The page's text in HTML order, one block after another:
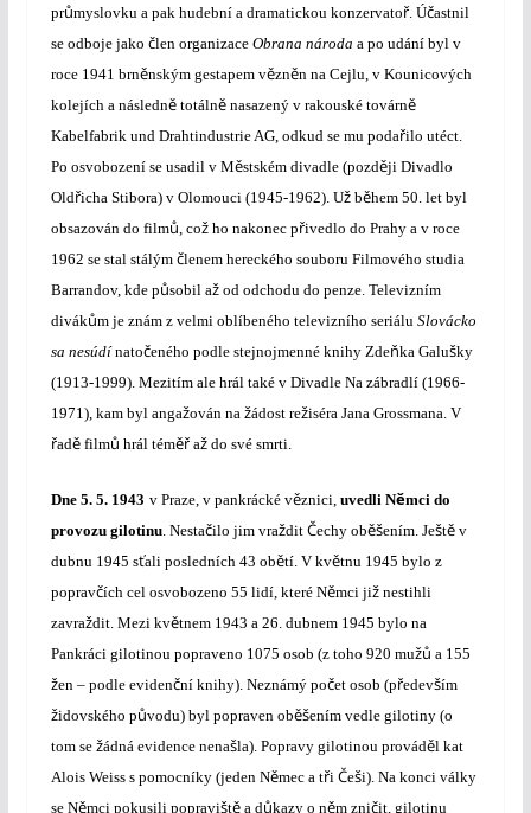
průmyslovku a pak hudební a dramatickou konzervatoř. Účastnil
se odboje jako člen organizace Obrana národa a po udání byl v
roce 1941 brněnským gestapem vězněn na Cejlu, v Kounicových
kolejích a následnětotálněnasazený v rakouské továrně
Kabelfabrik und Drahtindustrie AG, odkud se mu podařilo utéct.
Po osvobození se usadil v Městském divadle (později Divadlo
Oldřicha Stibora) v Olomouci (1945-1962). Užběhem 50. let byl
obsazován do filmů, cožho nakonec přivedlo do Prahy a v roce
1962 se stal stálým členem hereckého souboru Filmového studia
Barrandov, kde působil ažod odchodu do penze. Televizním
divákům je znám z velmi oblíbeného televizního seriálu Slovácko
sa nesúdínatočeného podle stejnojmenné knihy Zdeňka Galušky
(1913-1999). Mezitím ale hrál také v Divadle Na zábradlí (1966-
1971), kam byl angažován na žádost režiséra Jana Grossmana. V
řaděfilmů hrál téměřaždo své smrti.
Dne 5. 5. 1943 v Praze, v pankrácké věznici, uvedli Němci do
provozu gilotinu. Nestačilo jim vraždit Čechy oběšením. Ještěv
dubnu 1945 sťali posledních 43 obětí. V květnu 1945 bylo z
popravčích cel osvobozeno 55 lidí, které Němci jižnestihli
zavraždit. Mezi květnem 1943 a 26. dubnem 1945 bylo na
Pankráci gilotinou popraveno 1075 osob (z toho 920 mužů a 155
žen – podle evidenční knihy). Neznámý počet osob (především
židovského původu) byl popraven oběšením vedle gilotiny (o
tom se žádná evidence nenašla). Popravy gilotinou prováděl kat
Alois Weiss s pomocníky (jeden Němec a tři Češi). Na konci války
se Němci pokusili popravištěa důkazy o něm zničit, gilotinu